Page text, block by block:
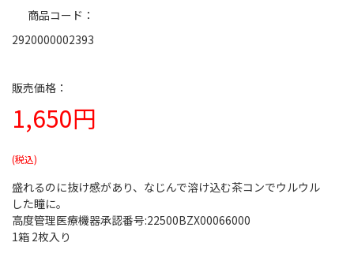
1,650円
商品コード
2920000002393
盛れるのに抜け感があり、なじんで溶け込む茶コンでウルウル
した瞳に。
高度管理医療機器承認番号:22500BZX00066000
1箱 2枚入り